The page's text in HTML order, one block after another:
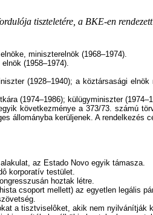
tiszteletére, a BKE-en
miniszterelnök (1968–1974).
(1958–1974).
(1928–1940); a köztársasági
(1974–1986); külügyminiszter
következménye a 373/73. számú
állományba kerüljenek. A
az Estado Novo egyik támasza.
korporatív testület.
hoztak létre.
csoport mellett) az egyetlen legális
a tisztviselôket, akik nem